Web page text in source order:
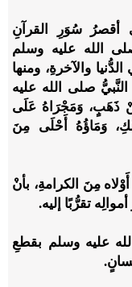
أقصرُ سُوَرِ القرآنِ
الله عليه وسلم
والآخرةِ، ومنها
صلى الله عليه
ذَهَبٍ، وَمَجْرَاهُ عَلَى
وَمَاؤُهُ أَحْلَى مِنَ
مِنَ الكرامةِ، بأنْ
تقرُّبًا إليه.
عليه وسلم بقطعِ